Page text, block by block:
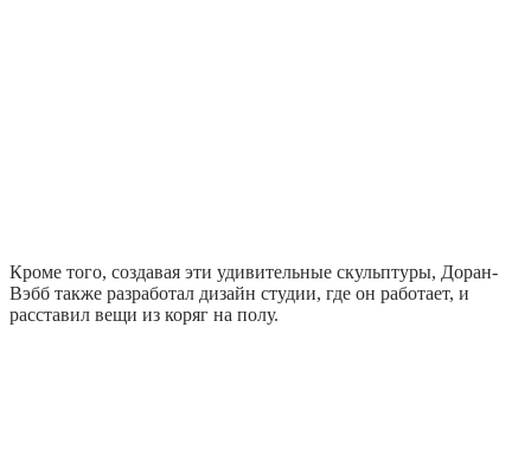
Кроме того, создавая эти удивительные скульптуры, Доран-
Вэбб также разработал дизайн студии, где он работает, и
расставил вещи из коряг на полу.